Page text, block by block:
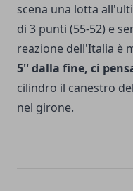
scena una lotta
di 3 punti (55-52) e
reazione dell'Italia è
5'' dalla fine, ci
cilindro il canestro
nel girone.